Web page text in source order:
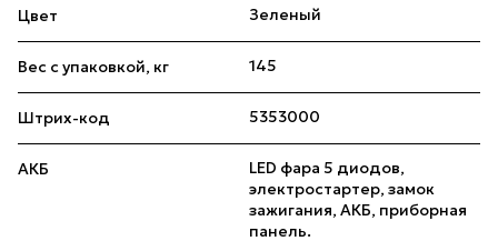
Цвет Зеленый
Вес с упаковкой, кг 145
Штрих-код 5353000
АКБ
LED фара 5 диодов,
электростартер, замок
зажигания, АКБ, приборная
панель.